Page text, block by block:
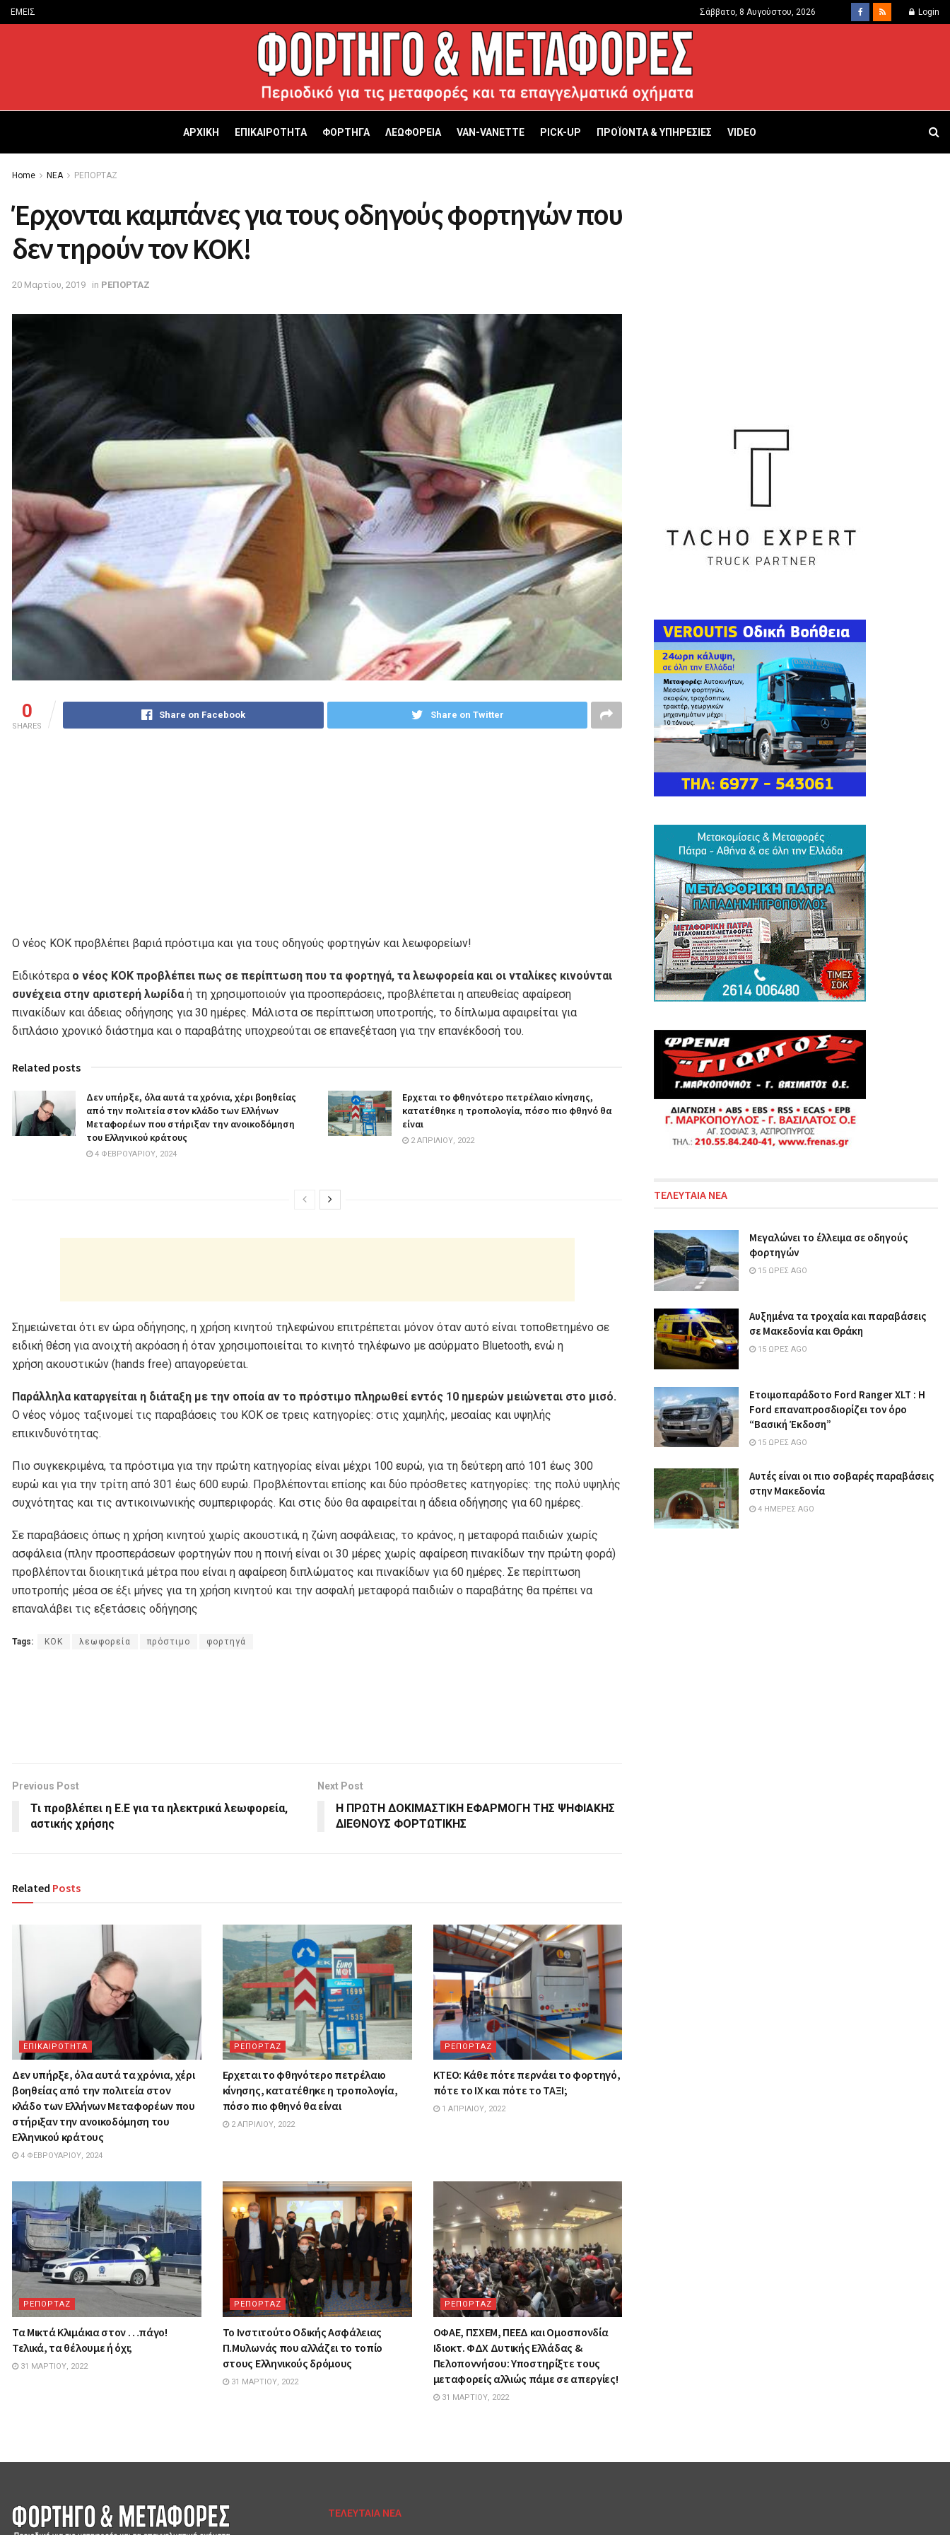
ΕΜΕΙΣ Σάββατο, 8 Αυγούστου, 2026 Login
ΑΡΧΙΚΗ ΕΠΙΚΑΙΡΟΤΗΤΑ ΦΟΡΤΗΓΑ ΛΕΩΦΟΡΕΙΑ VAN-VANETTΕ PICK-UP ΠΡΟΪΟΝΤΑ & ΥΠΗΡΕΣΙΕΣ VIDEO
Home ΝΕΑ ΡΕΠΟΡΤΑΖ
Έρχονται καμπάνες για τους οδηγούς φορτηγών που
δεν τηρούν τον ΚΟΚ!
20 Μαρτίου, 2019 in ΡΕΠΟΡΤΑΖ
0
SHARES
Share on Facebook Share on Twitter
Ο νέος ΚΟΚ προβλέπει βαριά πρόστιμα και για τους οδηγούς φορτηγών και λεωφορείων!
Ειδικότερα ο νέος ΚΟΚ προβλέπει πως σε περίπτωση που τα φορτηγά, τα λεωφορεία και οι νταλίκες κινούνται
συνέχεια στην αριστερή λωρίδα ή τη χρησιμοποιούν για προσπεράσεις, προβλέπεται η απευθείας αφαίρεση
πινακίδων και άδειας οδήγησης για 30 ημέρες. Μάλιστα σε περίπτωση υποτροπής, το δίπλωμα αφαιρείται για
διπλάσιο χρονικό διάστημα και ο παραβάτης υποχρεούται σε επανεξέταση για την επανέκδοσή του.
Related posts
Δεν υπήρξε, όλα αυτά τα χρόνια, χέρι βοηθείας
από την πολιτεία στον κλάδο των Ελλήνων
Μεταφορέων που στήριξαν την ανοικοδόμηση
του Ελληνικού κράτους
4 ΦΕΒΡΟΥΑΡΊΟΥ, 2024
Ερχεται το φθηνότερο πετρέλαιο κίνησης,
κατατέθηκε η τροπολογία, πόσο πιο φθηνό θα
είναι
2 ΑΠΡΙΛΊΟΥ, 2022
Σημειώνεται ότι εν ώρα οδήγησης, η χρήση κινητού τηλεφώνου επιτρέπεται μόνον όταν αυτό είναι τοποθετημένο σε
ειδική θέση για ανοιχτή ακρόαση ή όταν χρησιμοποιείται το κινητό τηλέφωνο με ασύρματο Bluetooth, ενώ η
χρήση ακουστικών (hands free) απαγορεύεται.
Παράλληλα καταργείται η διάταξη με την οποία αν το πρόστιμο πληρωθεί εντός 10 ημερών μειώνεται στο μισό.
Ο νέος νόμος ταξινομεί τις παραβάσεις του ΚΟΚ σε τρεις κατηγορίες: στις χαμηλής, μεσαίας και υψηλής
επικινδυνότητας.
Πιο συγκεκριμένα, τα πρόστιμα για την πρώτη κατηγορίας είναι μέχρι 100 ευρώ, για τη δεύτερη από 101 έως 300
ευρώ και για την τρίτη από 301 έως 600 ευρώ. Προβλέπονται επίσης και δύο πρόσθετες κατηγορίες: της πολύ υψηλής
συχνότητας και τις αντικοινωνικής συμπεριφοράς. Και στις δύο θα αφαιρείται η άδεια οδήγησης για 60 ημέρες.
Σε παραβάσεις όπως η χρήση κινητού χωρίς ακουστικά, η ζώνη ασφάλειας, το κράνος, η μεταφορά παιδιών χωρίς
ασφάλεια (πλην προσπεράσεων φορτηγών που η ποινή είναι οι 30 μέρες χωρίς αφαίρεση πινακίδων την πρώτη φορά)
προβλέπονται διοικητικά μέτρα που είναι η αφαίρεση διπλώματος και πινακίδων για 60 ημέρες. Σε περίπτωση
υποτροπής μέσα σε έξι μήνες για τη χρήση κινητού και την ασφαλή μεταφορά παιδιών ο παραβάτης θα πρέπει να
επαναλάβει τις εξετάσεις οδήγησης
Tags: ΚΟΚ λεωφορεία πρόστιμο φορτηγά
Previous Post
Τι προβλέπει η Ε.Ε για τα ηλεκτρικά λεωφορεία,
αστικής χρήσης
Next Post
Η ΠΡΩΤΗ ΔΟΚΙΜΑΣΤΙΚΗ ΕΦΑΡΜΟΓΗ ΤΗΣ ΨΗΦΙΑΚΗΣ
ΔΙΕΘΝΟΥΣ ΦΟΡΤΩΤΙΚΗΣ
Related Posts
ΕΠΙΚΑΙΡΟΤΗΤΑ
Δεν υπήρξε, όλα αυτά τα χρόνια, χέρι
βοηθείας από την πολιτεία στον
κλάδο των Ελλήνων Μεταφορέων που
στήριξαν την ανοικοδόμηση του
Ελληνικού κράτους
4 ΦΕΒΡΟΥΑΡΊΟΥ, 2024
ΡΕΠΟΡΤΑΖ
Ερχεται το φθηνότερο πετρέλαιο
κίνησης, κατατέθηκε η τροπολογία,
πόσο πιο φθηνό θα είναι
2 ΑΠΡΙΛΊΟΥ, 2022
ΡΕΠΟΡΤΑΖ
ΚΤΕΟ: Κάθε πότε περνάει το φορτηγό,
πότε το ΙΧ και πότε το ΤΑΞΙ;
1 ΑΠΡΙΛΊΟΥ, 2022
ΡΕΠΟΡΤΑΖ
Τα Mικτά Kλιμάκια στον …πάγο!
Τελικά, τα θέλουμε ή όχι;
31 ΜΑΡΤΊΟΥ, 2022
ΡΕΠΟΡΤΑΖ
Το Ινστιτούτο Οδικής Ασφάλειας
Π.Μυλωνάς που αλλάζει το τοπίο
στους Ελληνικούς δρόμους
31 ΜΑΡΤΊΟΥ, 2022
ΡΕΠΟΡΤΑΖ
ΟΦΑΕ, ΠΣΧΕΜ, ΠΕΕΔ και Ομοσπονδία
Ιδιοκτ. ΦΔΧ Δυτικής Ελλάδας &
Πελοποννήσου: Υποστηρίξτε τους
μεταφορείς αλλιώς πάμε σε απεργίες!
31 ΜΑΡΤΊΟΥ, 2022
ΤΕΛΕΥΤΑΙΑ ΝΕΑ
Μεγαλώνει το έλλειμα σε οδηγούς
φορτηγών
15 ΏΡΕΣ AGO
Αυξημένα τα τροχαία και παραβάσεις
σε Μακεδονία και Θράκη
15 ΏΡΕΣ AGO
Ετοιμοπαράδοτο Ford Ranger XLT : Η
Ford επαναπροσδιορίζει τον όρο
“Βασική Έκδοση”
15 ΏΡΕΣ AGO
Αυτές είναι οι πιο σοβαρές παραβάσεις
στην Μακεδονία
4 ΗΜΈΡΕΣ AGO
ΤΕΛΕΥΤΑΙΑ ΝΕΑ